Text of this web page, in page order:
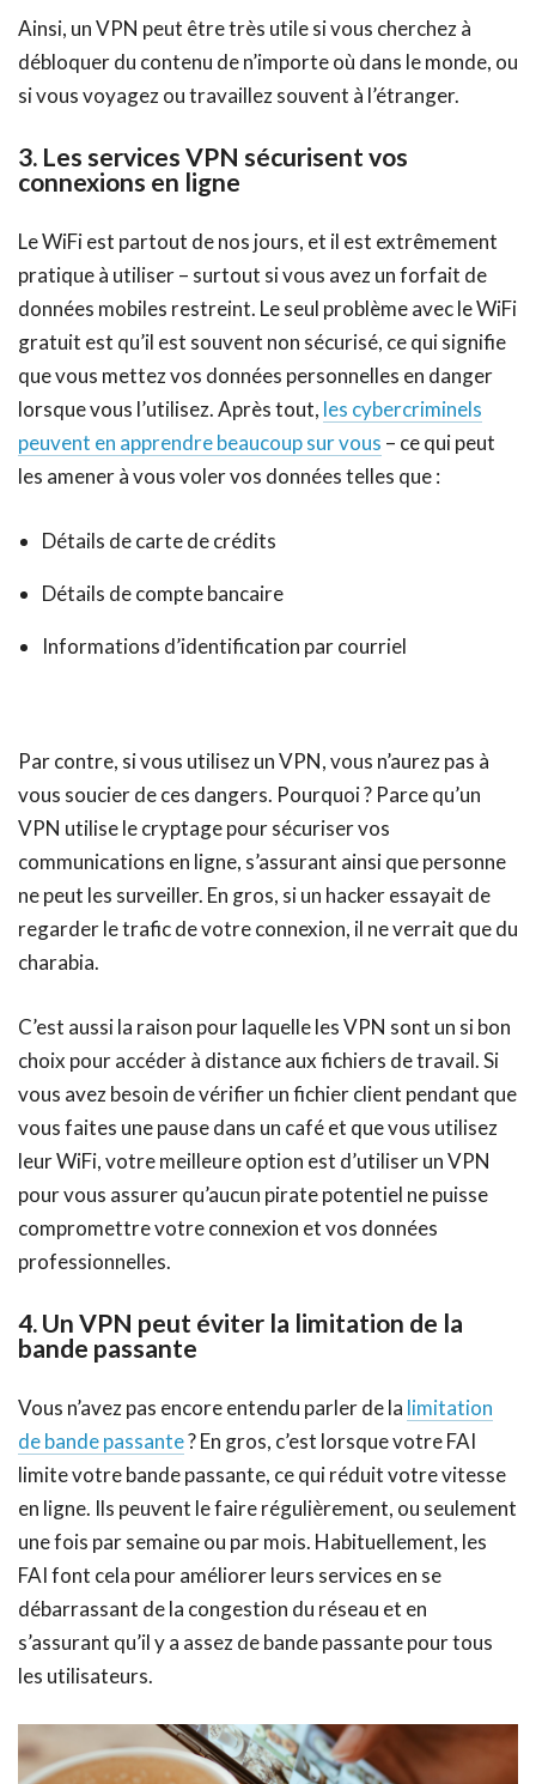
Ainsi, un VPN peut être très utile si vous cherchez à
débloquer du contenu de n’importe où dans le monde, ou
si vous voyagez ou travaillez souvent à l’étranger.
3. Les services VPN sécurisent vos
connexions en ligne
Le WiFi est partout de nos jours, et il est extrêmement
pratique à utiliser – surtout si vous avez un forfait de
données mobiles restreint. Le seul problème avec le WiFi
gratuit est qu’il est souvent non sécurisé, ce qui signifie
que vous mettez vos données personnelles en danger
lorsque vous l’utilisez. Après tout, les cybercriminels
peuvent en apprendre beaucoup sur vous – ce qui peut
les amener à vous voler vos données telles que :
Détails de carte de crédits
Détails de compte bancaire
Informations d’identification par courriel
Par contre, si vous utilisez un VPN, vous n’aurez pas à
vous soucier de ces dangers. Pourquoi ? Parce qu’un
VPN utilise le cryptage pour sécuriser vos
communications en ligne, s’assurant ainsi que personne
ne peut les surveiller. En gros, si un hacker essayait de
regarder le trafic de votre connexion, il ne verrait que du
charabia.
C’est aussi la raison pour laquelle les VPN sont un si bon
choix pour accéder à distance aux fichiers de travail. Si
vous avez besoin de vérifier un fichier client pendant que
vous faites une pause dans un café et que vous utilisez
leur WiFi, votre meilleure option est d’utiliser un VPN
pour vous assurer qu’aucun pirate potentiel ne puisse
compromettre votre connexion et vos données
professionnelles.
4. Un VPN peut éviter la limitation de la
bande passante
Vous n’avez pas encore entendu parler de la limitation
de bande passante? En gros, c’est lorsque votre FAI
limite votre bande passante, ce qui réduit votre vitesse
en ligne. Ils peuvent le faire régulièrement, ou seulement
une fois par semaine ou par mois. Habituellement, les
FAI font cela pour améliorer leurs services en se
débarrassant de la congestion du réseau et en
s’assurant qu’il y a assez de bande passante pour tous
les utilisateurs.